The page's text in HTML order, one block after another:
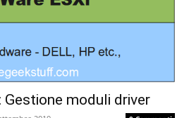
Gestione moduli driver